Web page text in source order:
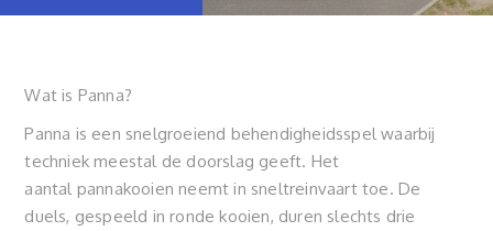
Wat is Panna?
Panna is een snelgroeiend behendigheidsspel waarbij
techniek meestal de doorslag geeft. Het
aantal pannakooien neemt in sneltreinvaart toe. De
duels, gespeeld in ronde kooien, duren slechts drie